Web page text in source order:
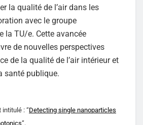
la qualité de l’air dans les
avec le groupe
la TU/e. Cette avancée
de nouvelles perspectives
de la qualité de l’air intérieur et
santé publique.
: “Detecting single nanoparticles
”.